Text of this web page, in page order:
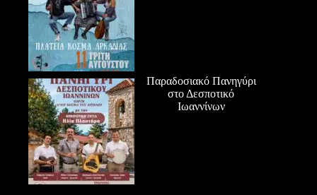
Παραδοσιακό Πανηγύρι
στο Δεσποτικό
Ιωαννίνων